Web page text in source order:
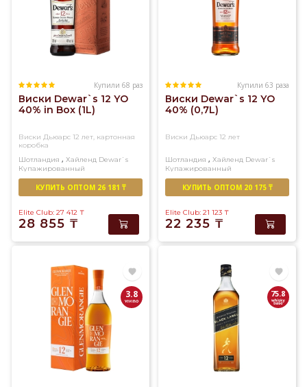
Купили 68 раз
Виски Dewar`s 12 YO
40% in Box (1L)
Виски Дьюарс 12 лет, картонная
коробка
Шотландия , Хайленд Dewar`s
Купажированный
КУПИТЬ ОПТОМ 26 181 ₸
Elite Club: 27 412 ₸
28 855 ₸
Купили 63 раза
Виски Dewar`s 12 YO
40% (0,7L)
Виски Дьюарс 12 лет
Шотландия , Хайленд Dewar`s
Купажированный
КУПИТЬ ОПТОМ 20 175 ₸
Elite Club: 21 123 ₸
22 235 ₸
3.8 75.8